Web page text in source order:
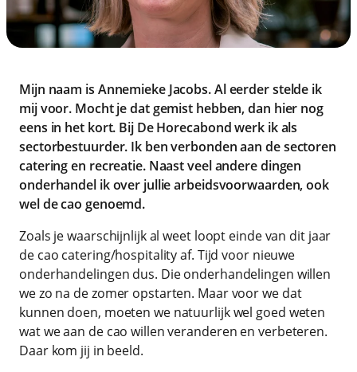
Mijn naam is Annemieke Jacobs. Al eerder stelde ik
mij voor. Mocht je dat gemist hebben, dan hier nog
eens in het kort. Bij De Horecabond werk ik als
sectorbestuurder. Ik ben verbonden aan de sectoren
catering en recreatie. Naast veel andere dingen
onderhandel ik over jullie arbeidsvoorwaarden, ook
wel de cao genoemd.
Zoals je waarschijnlijk al weet loopt einde van dit jaar
de cao catering/hospitality af. Tijd voor nieuwe
onderhandelingen dus. Die onderhandelingen willen
we zo na de zomer opstarten. Maar voor we dat
kunnen doen, moeten we natuurlijk wel goed weten
wat we aan de cao willen veranderen en verbeteren.
Daar kom jij in beeld.